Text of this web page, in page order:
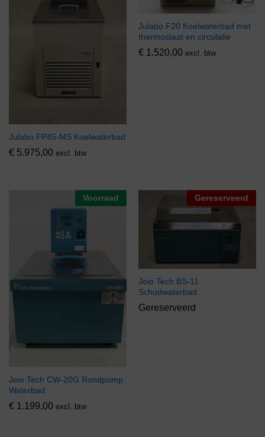
Julabo FP45-MS Koelwaterbad
€ 5.975,00 excl. btw
Julabo F20 Koelwaterbad met
thermostaat en circulatie
€ 1.520,00 excl. btw
Voorraad
Jeio Tech CW-20G Rondpomp
Waterbad
€ 1.199,00 excl. btw
Gereserveerd
Jeio Tech BS-11
Schudwaterbad
Gereserveerd